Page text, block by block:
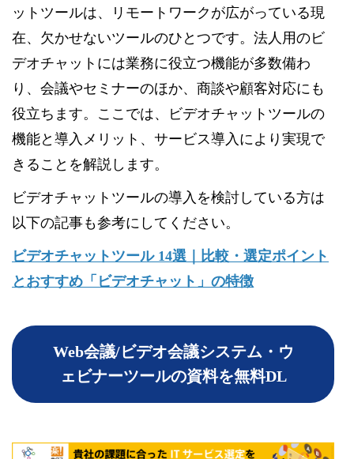
ットツールは、リモートワークが広がっている現
在、欠かせないツールのひとつです。法人用のビ
デオチャットには業務に役立つ機能が多数備わ
り、会議やセミナーのほか、商談や顧客対応にも
役立ちます。ここでは、ビデオチャットツールの
機能と導入メリット、サービス導入により実現で
きることを解説します。
ビデオチャットツールの導入を検討している方は
以下の記事も参考にしてください。
ビデオチャットツール 14選｜比較・選定ポイント
とおすすめ「ビデオチャット」の特徴
Web会議/ビデオ会議システム・ウ
ェビナーツールの資料を無料DL